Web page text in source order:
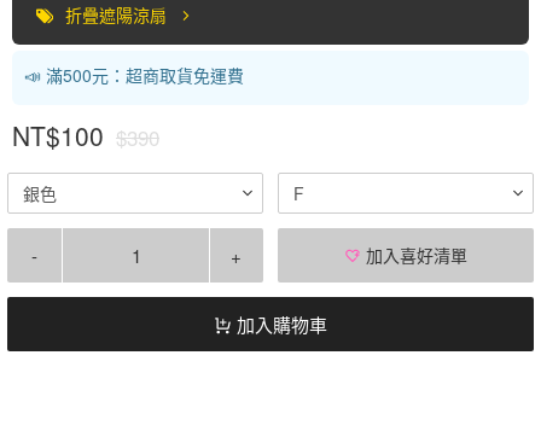
折疊遮陽涼扇
📣 滿500元：超商取貨免運費
NT$100 $390
銀色 F
- + 加入喜好清單
加入購物車